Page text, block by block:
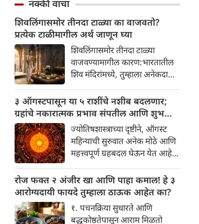
नक्की वाचा
शिवलिंगासमोर तीनदा टाळ्या का वाजवतो?
प्रत्येक टाळीमागील अर्थ जाणून घ्या
शिवलिंगासमोर तीनदा टाळ्या
वाजवण्यामागील कारण:भारतातील
शिव मंदिरांमध्ये, तुम्हाला अनेकदा
वाजवताना दिसतील. ही एक सामान्य
प्रथा आहे, पण तुम्ही कधी विचार
केला आहे का की यामागे काय रहस्य
आहे आणि प्रत्येक टाळीचा अर्थ काय
आहे? हा केवळ एक विधी नाही, तर
यामागे खोलवर रुजलेल्या पौराणिक
श्रद्धा, आध्यात्मिक अर्थ आणि काही
वैज्ञानिक तर्कदेखील आहेत. चला, या
अनोख्या परंपरेमागील अर्थ
सविस्तरपणे समजून घेऊया.
३ ऑगस्टपासून या ५ राशींचे नशीब बदलणार;
ग्रहांचे नकारात्मक प्रभाव संपतील आणि शुभ
दिवसांची सुरुवात होईलज्योतिषशास्त्राच्या दृष्टीने, ऑगस्ट
महिन्याची सुरुवात अनेक मोठे आणि
महत्त्वपूर्ण ग्रहबदल घेऊन येत आहे.
हालचाल अनेक राशींच्या जीवनात
सकारात्मक बदल घडवून आणणार
आहे. विशेषतः ३ ऑगस्ट रोजी एक
अत्यंत दुर्मिळ आणि फलदायी
रोज फक्त २ अंजीर खा आणि पाहा कमाल! हे ३
आरोग्यदायी फायदे तुम्हाला ठाऊक आहेत का?
१. पचनक्रिया सुधारते आणि
बद्धकोष्ठतेपासून आराम मिळतो